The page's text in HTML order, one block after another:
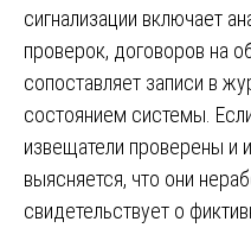
сигнализации включает
проверок, договоров на
сопоставляет записи в
состоянием системы.
извещатели проверены и
выясняется, что они
свидетельствует о